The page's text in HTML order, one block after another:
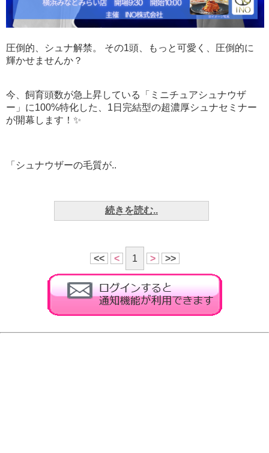
圧倒的、シュナ解禁。 その1頭、もっと可愛く、圧倒的に
輝かせませんか？
今、飼育頭数が急上昇している「ミニチュアシュナウザ
ー」に100%特化した、1日完結型の超濃厚シュナセミナー
が開幕します！✨
「シュナウザーの毛質が..
続きを読む..
<< < 1 > >>